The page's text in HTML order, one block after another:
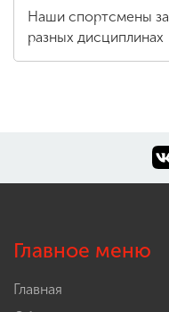
Наши спортсмены
разных дисциплинах
Главное меню
Главная